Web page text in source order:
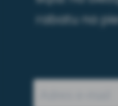
rabatu na